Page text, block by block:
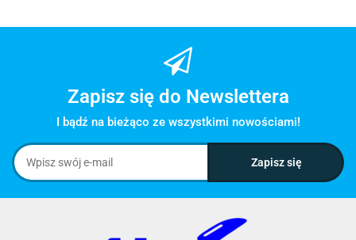
Zapisz się do Newslettera
I bądź na bieżąco ze wszystkimi nowościami!